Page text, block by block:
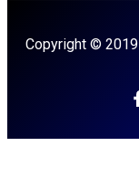
Copyright © 2019